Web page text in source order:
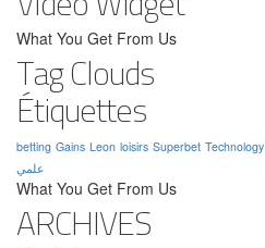
What You Get From Us
Tag Clouds
Étiquettes
betting Gains Leon loisirs Superbet Technology
علمي
What You Get From Us
ARCHIVES